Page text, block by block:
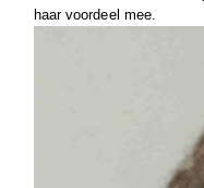
haar voordeel mee.